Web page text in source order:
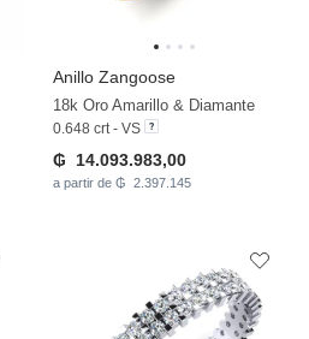
Anillo Zangoose
18k Oro Amarillo & Diamante
0.648 crt - VS
₲ 14.093.983,00
a partir de ₲ 2.397.145